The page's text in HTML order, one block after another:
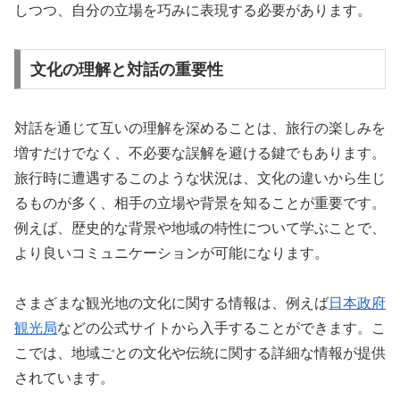
しつつ、自分の立場を巧みに表現する必要があります。
文化の理解と対話の重要性
対話を通じて互いの理解を深めることは、旅行の楽しみを
増すだけでなく、不必要な誤解を避ける鍵でもあります。
旅行時に遭遇するこのような状況は、文化の違いから生じ
るものが多く、相手の立場や背景を知ることが重要です。
例えば、歴史的な背景や地域の特性について学ぶことで、
より良いコミュニケーションが可能になります。
さまざまな観光地の文化に関する情報は、例えば日本政府
観光局などの公式サイトから入手することができます。こ
こでは、地域ごとの文化や伝統に関する詳細な情報が提供
されています。